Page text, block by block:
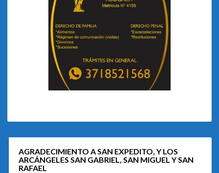
AGRADECIMIENTO A SAN EXPEDITO, Y LOS
ARCÁNGELES SAN GABRIEL, SAN MIGUEL Y SAN
RAFAEL